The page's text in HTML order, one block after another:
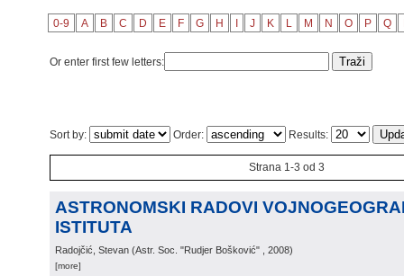
0-9 A B C D E F G H J K L M N O P Q
Or enter first few letters:
Sort by: Order: Results:
Strana 1-3 od 3
ASTRONOMSKI RADOVI
ISTITUTA
Radojčić, Stevan (Astr. Soc. "Rudjer Bošković" , 2008)
[more]